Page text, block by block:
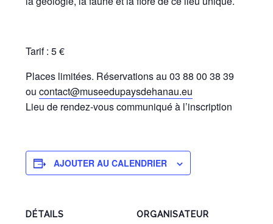
Tarif : 5 €
Places limitées. Réservations au 03 88 00 38 39
oucontact@museedupaysdehanau.eu
Lieu de rendez-vous communiqué à l’inscription
AJOUTER AU CALENDRIER
DÉTAILS ORGANISATEUR